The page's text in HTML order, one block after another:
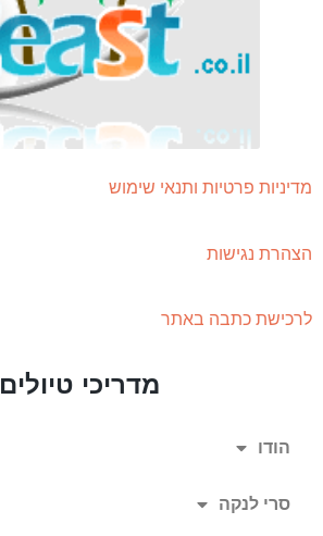
מדיניות פרטיות ותנאי שימוש
הצהרת נגישות
לרכישת כתבה באתר
מדריכי טיולים
הודו
סרי לנקה